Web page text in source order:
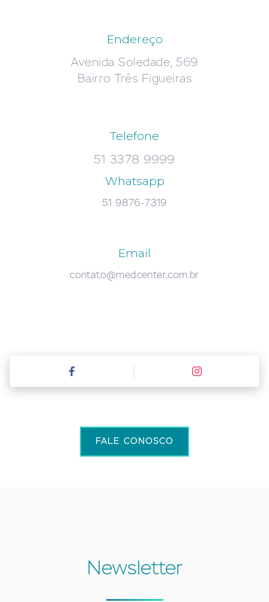
Endereço
Avenida Soledade, 569
Bairro Três Figueiras
Telefone
51 3378 9999
Whatsapp
51 9876-7319
Email
contato@medcenter.com.br
FALE CONOSCO
Newsletter